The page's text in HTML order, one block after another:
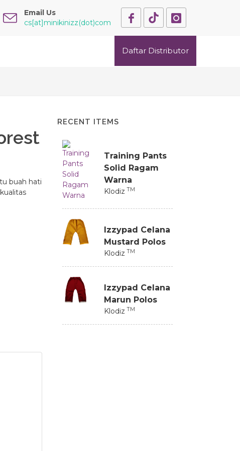
Email Us
cs[at]minikinizz(dot)com
Daftar Distributor
buah hati
RECENT ITEMS
Training Pants
Solid Ragam
Warna
Klodiz TM
Izzypad Celana
Mustard Polos
Klodiz TM
Izzypad Celana
Marun Polos
Klodiz TM